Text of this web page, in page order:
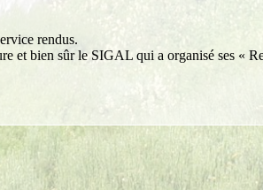
rendus.
et bien sûr le SIGAL qui a organisé ses «